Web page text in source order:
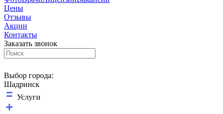
Цены
Отзывы
Акции
Контакты
Заказать звонок
Выбор города:
Шадринск
Услуги